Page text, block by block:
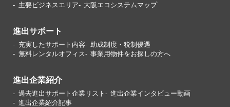
主要ビジネスエリア 大阪エコシステムマップ
進出サポート
充実したサポート内容
助成制度・税制優遇
無料レンタルオフィス
事業用物件をお探しの方へ
進出企業紹介
過去進出サポート企業リスト
進出企業インタビュー動画
進出企業紹介記事